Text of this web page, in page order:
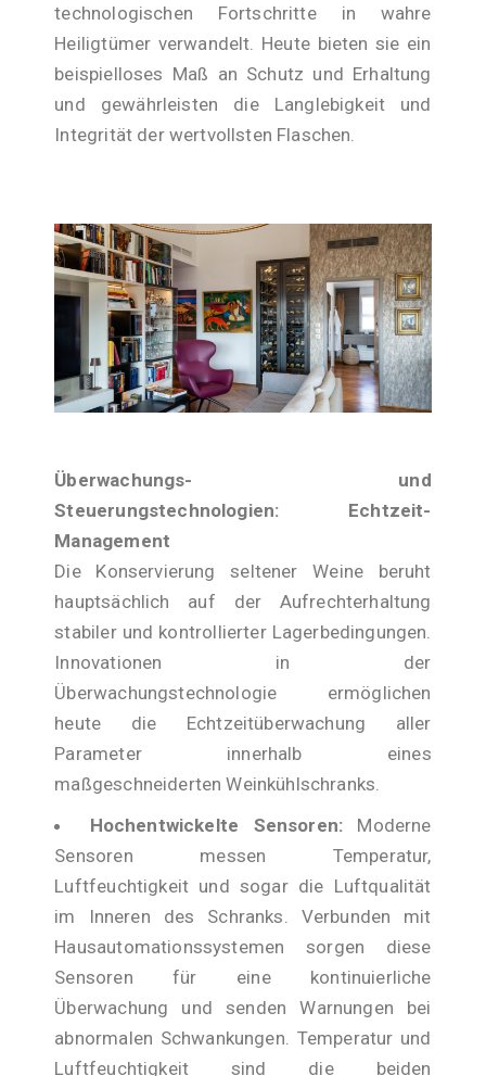
technologischen Fortschritte in wahre
Heiligtümer verwandelt. Heute bieten sie ein
beispielloses Maß an Schutz und Erhaltung
und gewährleisten die Langlebigkeit und
Integrität der wertvollsten Flaschen.
Überwachungs- und
Steuerungstechnologien: Echtzeit-
Management
Die Konservierung seltener Weine beruht
hauptsächlich auf der Aufrechterhaltung
stabiler und kontrollierter Lagerbedingungen.
Innovationen in der
Überwachungstechnologie ermöglichen
heute die Echtzeitüberwachung aller
Parameter innerhalb eines
maßgeschneiderten Weinkühlschranks.
Hochentwickelte Sensoren: Moderne
Sensoren messen Temperatur,
Luftfeuchtigkeit und sogar die Luftqualität
im Inneren des Schranks. Verbunden mit
Hausautomationssystemen sorgen diese
Sensoren für eine kontinuierliche
Überwachung und senden Warnungen bei
abnormalen Schwankungen. Temperatur und
Luftfeuchtigkeit sind die beiden